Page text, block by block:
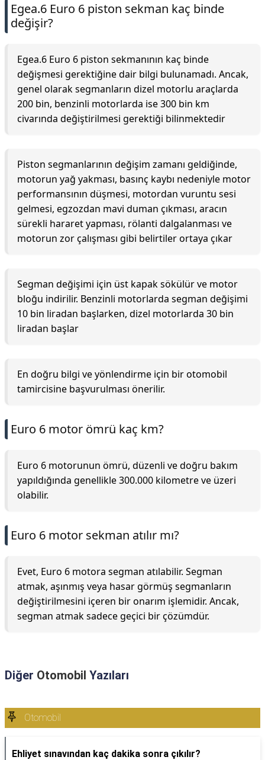
Egea.6 Euro 6 piston sekman kaç binde
değişir?
Egea.6 Euro 6 piston sekmanının kaç binde
değişmesi gerektiğine dair bilgi bulunamadı. Ancak,
genel olarak segmanların dizel motorlu araçlarda
200 bin, benzinli motorlarda ise 300 bin km
civarında değiştirilmesi gerektiği bilinmektedir
Piston segmanlarının değişim zamanı geldiğinde,
motorun yağ yakması, basınç kaybı nedeniyle motor
performansının düşmesi, motordan vuruntu sesi
gelmesi, egzozdan mavi duman çıkması, aracın
sürekli hararet yapması, rölanti dalgalanması ve
motorun zor çalışması gibi belirtiler ortaya çıkar
Segman değişimi için üst kapak sökülür ve motor
bloğu indirilir. Benzinli motorlarda segman değişimi
10 bin liradan başlarken, dizel motorlarda 30 bin
liradan başlar
En doğru bilgi ve yönlendirme için bir otomobil
tamircisine başvurulması önerilir.
Euro 6 motor ömrü kaç km?
Euro 6 motorunun ömrü, düzenli ve doğru bakım
yapıldığında genellikle 300.000 kilometre ve üzeri
olabilir.
Euro 6 motor sekman atılır mı?
Evet, Euro 6 motora segman atılabilir. Segman
atmak, aşınmış veya hasar görmüş segmanların
değiştirilmesini içeren bir onarım işlemidir. Ancak,
segman atmak sadece geçici bir çözümdür.
Diğer Otomobil Yazıları
Otomobil
Ehliyet sınavından kaç dakika sonra çıkılır?